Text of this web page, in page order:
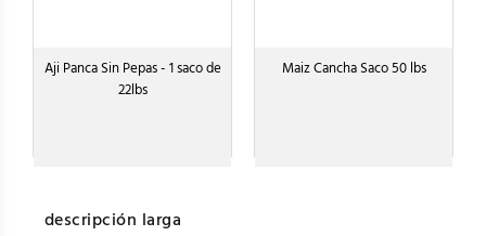
Aji Panca Sin Pepas - 1 saco de
22lbs
Maiz Cancha Saco 50 lbs
descripción larga